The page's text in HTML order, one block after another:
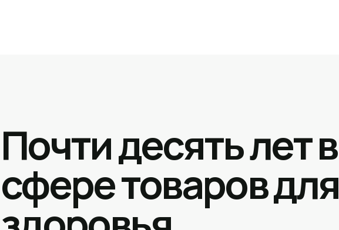
Почти десять лет в
сфере товаров для